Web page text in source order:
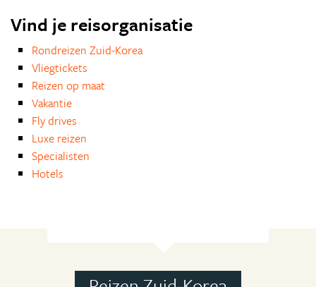
Vind je reisorganisatie
Rondreizen Zuid-Korea
Vliegtickets
Reizen op maat
Vakantie
Fly drives
Luxe reizen
Specialisten
Hotels